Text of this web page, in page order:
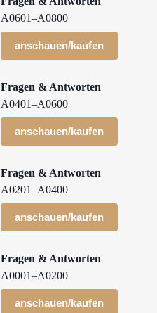
A0601–A0800
anschauen/kaufen
Fragen & Antworten
A0401–A0600
anschauen/kaufen
Fragen & Antworten
A0201–A0400
anschauen/kaufen
Fragen & Antworten
A0001–A0200
anschauen/kaufen